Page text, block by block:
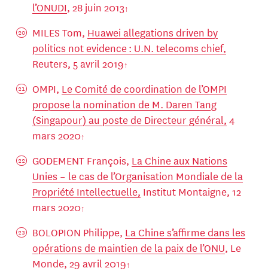
l’ONUDI, 28 juin 2013
MILES Tom, Huawei allegations driven by
politics not evidence : U.N. telecoms chief,
Reuters, 5 avril 2019
OMPI, Le Comité de coordination de l’OMPI
propose la nomination de M. Daren Tang
(Singapour) au poste de Directeur général, 4
mars 2020
GODEMENT François, La Chine aux Nations
Unies – le cas de l’Organisation Mondiale de la
Propriété Intellectuelle, Institut Montaigne, 12
mars 2020
BOLOPION Philippe, La Chine s’affirme dans les
opérations de maintien de la paix de l’ONU, Le
Monde, 29 avril 2019